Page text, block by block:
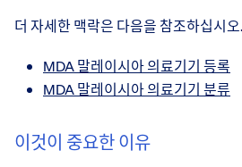
더 자세한 맥락은 다음을 참조하십시오.
MDA 말레이시아 의료기기 등록
MDA 말레이시아 의료기기 분류
이것이 중요한 이유